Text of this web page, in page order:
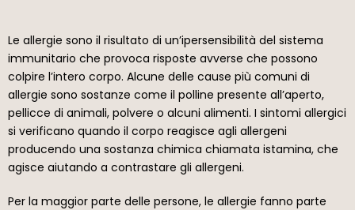
Le allergie sono il risultato di un’ipersensibilità del sistema
immunitario che provoca risposte avverse che possono
colpire l’intero corpo. Alcune delle cause più comuni di
allergie sono sostanze come il polline presente all’aperto,
pellicce di animali, polvere o alcuni alimenti. I sintomi allergici
si verificano quando il corpo reagisce agli allergeni
producendo una sostanza chimica chiamata istamina, che
agisce aiutando a contrastare gli allergeni.
Per la maggior parte delle persone, le allergie fanno parte